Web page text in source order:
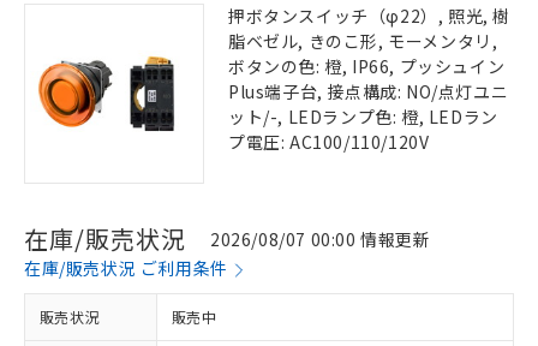
押ボタンスイッチ（φ22）, 照光, 樹
脂ベゼル, きのこ形, モーメンタリ,
ボタンの色: 橙, IP66, プッシュイン
Plus端子台, 接点構成: NO/点灯ユニ
ット/-, LEDランプ色: 橙, LEDラン
プ電圧: AC100/110/120V
在庫/販売状況
2026/08/07 00:00 情報更新
在庫/販売状況 ご利用条件
販売状況 販売中